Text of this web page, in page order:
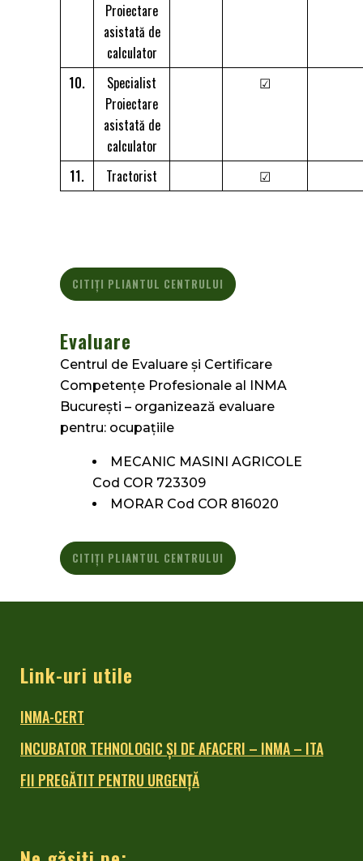
Proiectare
asistată de
calculator
10.
Specialist
Proiectare
asistată de
calculator
☑
11. Tractorist ☑
CITIȚI PLIANTUL CENTRULUI
Evaluare
Centrul de Evaluare și Certificare
Competențe Profesionale al INMA
București – organizează evaluare
pentru: ocupaţiile
MECANIC MASINI AGRICOLE
Cod COR 723309
MORAR Cod COR 816020
CITIȚI PLIANTUL CENTRULUI
Link-uri utile
INMA-CERT
INCUBATOR TEHNOLOGIC ŞI DE AFACERI – INMA – ITA
FII PREGĂTIT PENTRU URGENȚĂ